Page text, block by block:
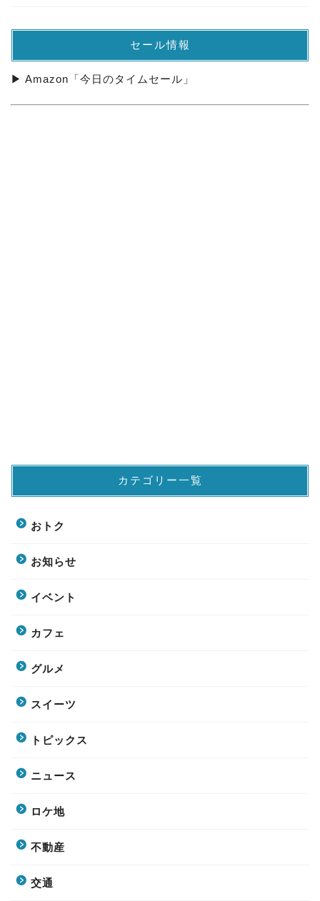
セール情報
▶ Amazon「今日のタイムセール」
カテゴリー一覧
おトク
お知らせ
イベント
カフェ
グルメ
スイーツ
トピックス
ニュース
ロケ地
不動産
交通